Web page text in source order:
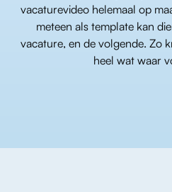
vacaturevideo helemaal op
meteen als template kan
vacature, en de volgende. Zo
heel wat waar